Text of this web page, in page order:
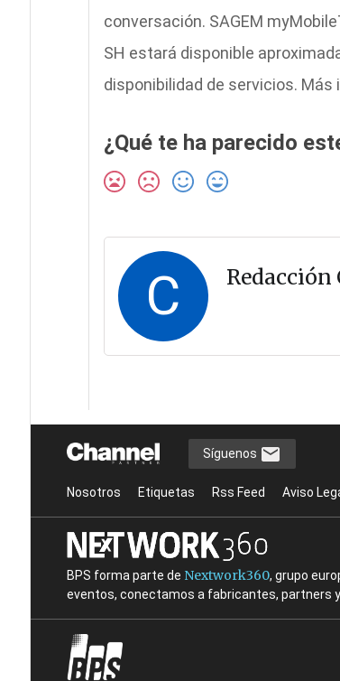
conversación. SAGEM
SH estará disponible
disponibilidad de servicios. Más
¿Qué te ha parecido
C
Síguenos
Nosotros Etiquetas Rss Feed Aviso
BPS forma parte de Nextwork360, grupo
eventos, conectamos a fabricantes, partners